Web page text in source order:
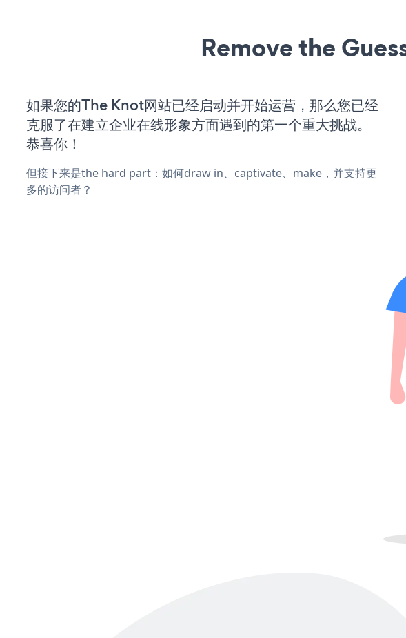
Remove the
如果您的The Knot网站已经启动并开始运营，那么您已经
克服了在建立企业在线形象方面遇到的第一个重大挑战。
恭喜你！
但接下来是the hard part：如何draw in、captivate、make，并支持更
多的访问者？